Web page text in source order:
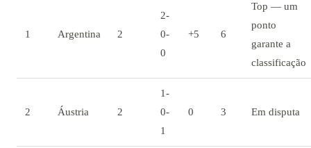
1 Argentina 2
2-
0-
0
+5 6
Top — um
ponto
garante a
classificação
2 Áustria 2
1-
0-
1
0 3 Em disputa